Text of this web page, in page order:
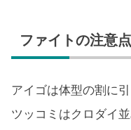
ファイトの注意点
アイゴは体型の割に
ツッコミはクロダイ